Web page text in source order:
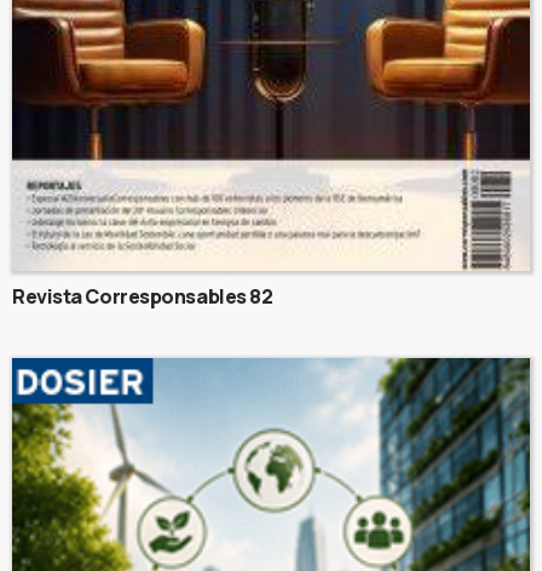
Revista Corresponsables 82